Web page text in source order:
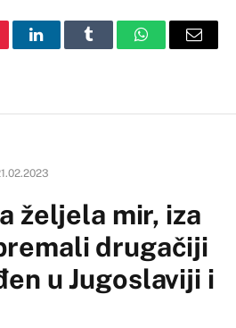
LinkedInTumblr WhatsAppEmail
željela mir, iza
drugačiji
u Jugoslaviji i